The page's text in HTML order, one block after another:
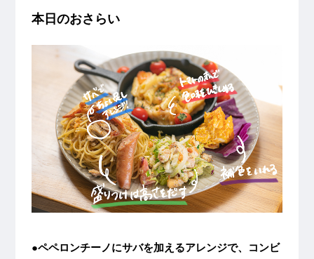
本日のおさらい
●ペペロンチーノにサバを加えるアレンジで、コンビ